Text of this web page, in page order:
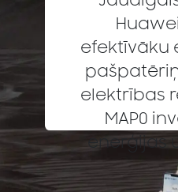
efektīvāku
elektrības
MAP0
enerģijas